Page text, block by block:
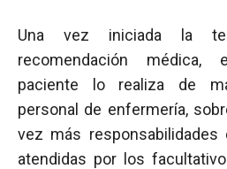
Una vez iniciada la
recomendación médica,
paciente lo realiza de
personal de enfermería,
vez más responsabilidades
atendidas por los